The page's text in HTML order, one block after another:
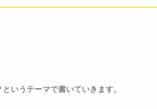
いうテーマで書いていきます。